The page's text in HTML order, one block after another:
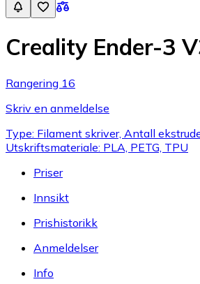
Creality Ender-3
Rangering 16
Skriv en anmeldelse
Type: Filament skriver, Antall
Utskriftsmateriale: PLA, PETG, TPU
Priser
Innsikt
Prishistorikk
Anmeldelser
Info